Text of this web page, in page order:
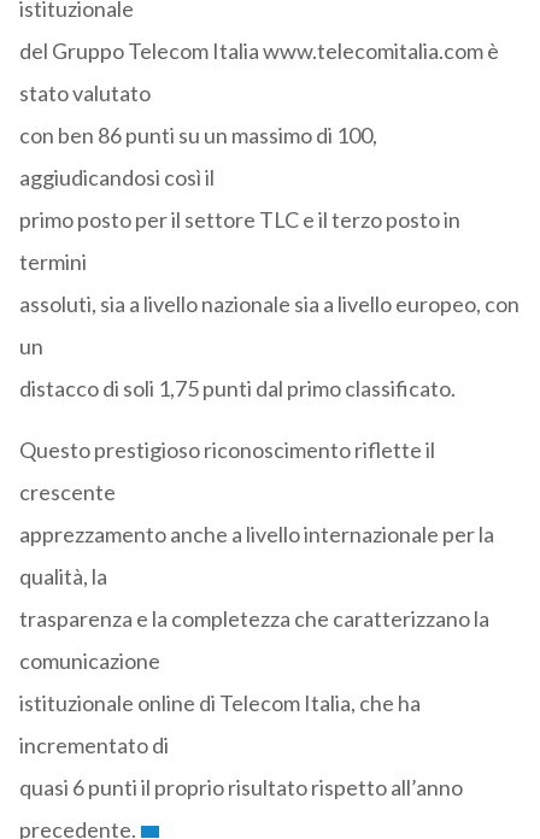
istituzionale
del Gruppo Telecom Italia www.telecomitalia.com è
stato valutato
con ben 86 punti su un massimo di 100,
aggiudicandosi così il
primo posto per il settore TLC e il terzo posto in
termini
assoluti, sia a livello nazionale sia a livello europeo, con
un
distacco di soli 1,75 punti dal primo classificato.
Questo prestigioso riconoscimento riflette il
crescente
apprezzamento anche a livello internazionale per la
qualità, la
trasparenza e la completezza che caratterizzano la
comunicazione
istituzionale online di Telecom Italia, che ha
incrementato di
quasi 6 punti il proprio risultato rispetto all’anno
precedente.